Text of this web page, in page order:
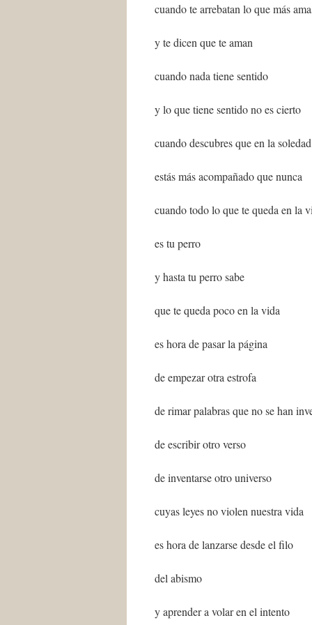
cuando te arrebatan lo que más
y te dicen que te aman
cuando nada tiene sentido
y lo que tiene sentido no es cierto
cuando descubres que en la soledad
estás más acompañado que nunca
cuando todo lo que te queda en la
es tu perro
y hasta tu perro sabe
que te queda poco en la vida
es hora de pasar la página
de empezar otra estrofa
de rimar palabras que no se han
de escribir otro verso
de inventarse otro universo
cuyas leyes no violen nuestra vida
es hora de lanzarse desde el filo
del abismo
y aprender a volar en el intento